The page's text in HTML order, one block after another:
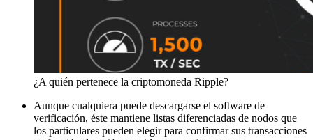
¿A quién pertenece la criptomoneda Ripple?
Aunque cualquiera puede descargarse el software de
verificación, éste mantiene listas diferenciadas de nodos que
los particulares pueden elegir para confirmar sus transacciones